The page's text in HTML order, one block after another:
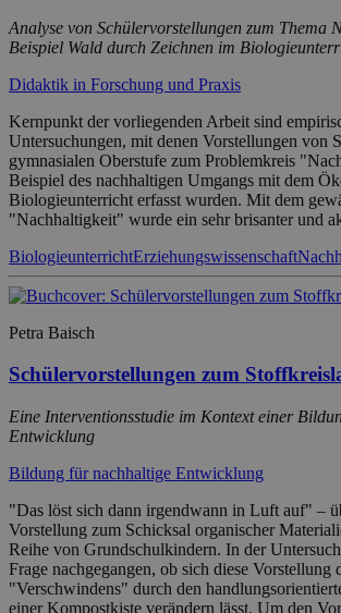
Analyse von Schülervorstellungen zum Thema
Beispiel Wald durch Zeichnen im
Didaktik in Forschung und Praxis
Kernpunkt der vorliegenden Arbeit sind
Untersuchungen, mit denen Vorstellungen von
gymnasialen Oberstufe zum Problemkreis
Beispiel des nachhaltigen Umgangs mit dem
Biologieunterricht erfasst wurden. Mit dem
"Nachhaltigkeit" wurde ein sehr brisanter und
BiologieunterrichtErziehungswissenschaft
Petra Baisch
Schülervorstellungen zum
Eine Interventionsstudie im Kontext einer
Entwicklung
Bildung für nachhaltige Entwicklung
"Das löst sich dann irgendwann in Luft auf" –
Vorstellung zum Schicksal organischer
Reihe von Grundschulkindern. In der
Frage nachgegangen, ob sich diese Vorstellung
"Verschwindens" durch den
einer Kompostkiste verändern lässt. Um den